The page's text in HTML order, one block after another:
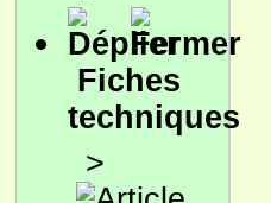
Fiches
techniques
>